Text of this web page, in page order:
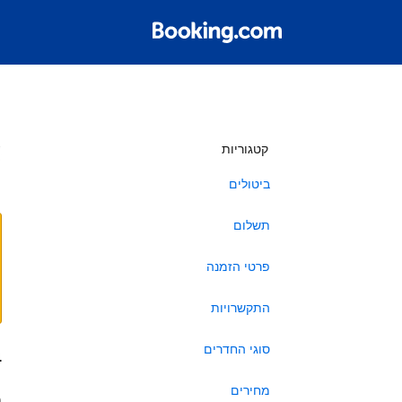
קטגוריות
ביטולים
תשלום
פרטי הזמנה
התקשרויות
סוגי החדרים
מחירים